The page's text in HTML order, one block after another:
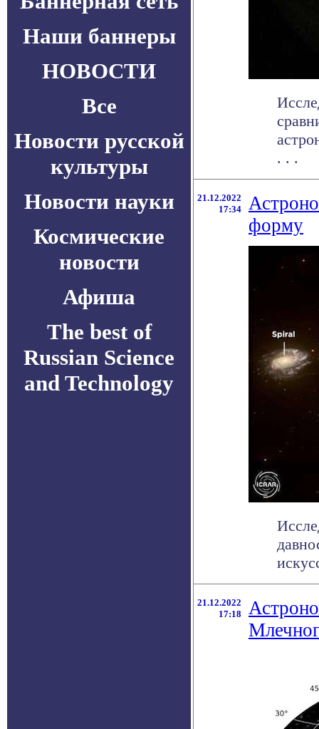
Наши баннеры
НОВОСТИ
Все
Новости русской
культуры
Новости науки
Космические
новости
Афиша
The best of
Russian Science
and Technology
. . .
21.12.2022
17:34
форму
21.12.2022
17:18